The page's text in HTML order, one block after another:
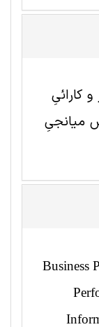
کارائیِ
میانجیِ
Business